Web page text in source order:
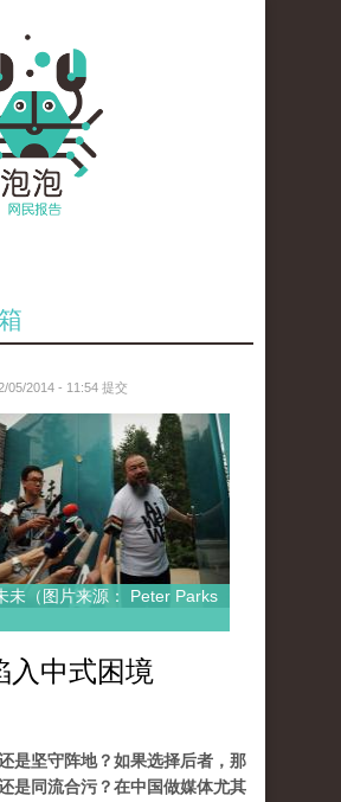
05/2014 - 11:54 提交
未（图片来源： Peter Parks
入中式困境
是坚守阵地？如果选择后者，那
是同流合污？在中国做媒体尤其